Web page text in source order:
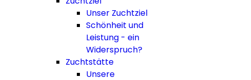
Unser Zuchtziel
Schönheit und
Leistung - ein
Widerspruch?
Zuchtstätte
Unsere